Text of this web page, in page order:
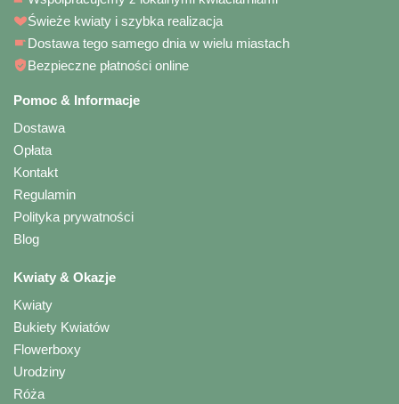
Świeże kwiaty i szybka realizacja
Dostawa tego samego dnia w wielu miastach
Bezpieczne płatności online
Pomoc & Informacje
Dostawa
Opłata
Kontakt
Regulamin
Polityka prywatności
Blog
Kwiaty & Okazje
Kwiaty
Bukiety Kwiatów
Flowerboxy
Urodziny
Róża